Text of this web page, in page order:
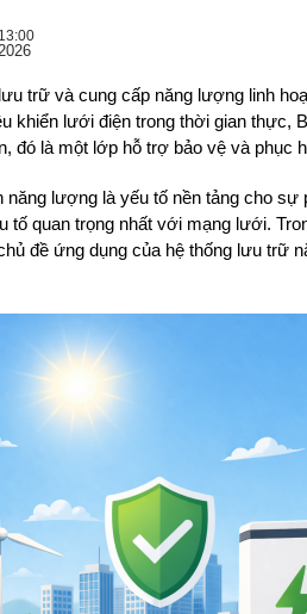
13:00
khiển lưới điện trong thời gian thực,
đó là một lớp hỗ trợ bảo vệ và phục
năng lượng là yếu tố nền tảng cho
tố quan trọng nhất với mạng lưới.
đề ứng dụng của hệ thống lưu trữ